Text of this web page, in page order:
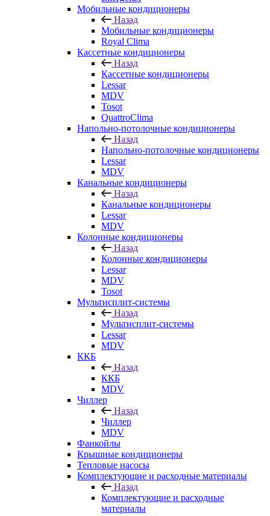
Мобильные кондиционеры
Назад
Мобильные кондиционеры
Royal Clima
Кассетные кондиционеры
Назад
Кассетные кондиционеры
Lessar
MDV
Tosot
QuattroClima
Напольно-потолочные кондиционеры
Назад
Напольно-потолочные кондиционеры
Lessar
MDV
Канальные кондиционеры
Назад
Канальные кондиционеры
Lessar
MDV
Колонные кондиционеры
Назад
Колонные кондиционеры
Lessar
MDV
Tosot
Мультисплит-системы
Назад
Мультисплит-системы
Lessar
MDV
ККБ
Назад
ККБ
MDV
Чиллер
Назад
Чиллер
MDV
Фанкойлы
Крышные кондиционеры
Тепловые насосы
Комплектующие и расходные материалы
Назад
Комплектующие и расходные
материалы